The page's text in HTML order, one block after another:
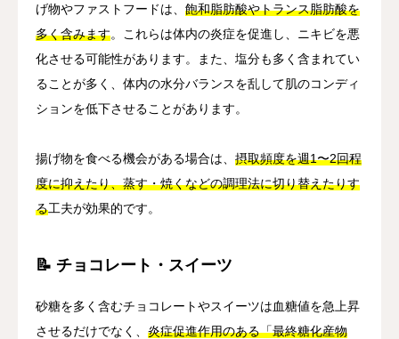
げ物やファストフードは、 飽和脂肪酸やトランス脂肪酸を
多く含みます。これらは体内の炎症を促進し、ニキビを悪
化させる可能性があります。また、塩分も多く含まれてい
ることが多く、体内の水分バランスを乱して肌のコンディ
ションを低下させることがあります。
揚げ物を食べる機会がある場合は、 摂取頻度を週1〜2回程
度に抑えたり、蒸す・焼くなどの調理法に切り替えたりす
る工夫が効果的です。
📝 チョコレート・スイーツ
砂糖を多く含むチョコレートやスイーツは血糖値を急上昇
させるだけでなく、 炎症促進作用のある「最終糖化産物